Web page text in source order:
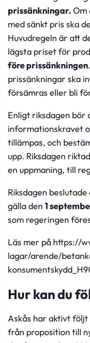
prissänkningar.Om
med sänkt pris ska
Huvudregeln är att
lägsta priset för
före prissänkningen
prissänkningar ska
försämras eller bli
Enligt riksdagen bör
informationskravet
tillämpas, och
upp. Riksdagen
en uppmaning, till
Riksdagen
gälla den 1
som regeringen
Läs mer på https://
lagar/arende/
Hur kan du
Askås har aktivt följt
från proposition till